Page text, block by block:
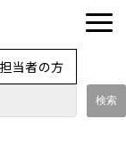
当者の方